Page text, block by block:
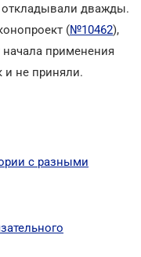
дважды.
(№10462),
начала применения
и не приняли.
с разными